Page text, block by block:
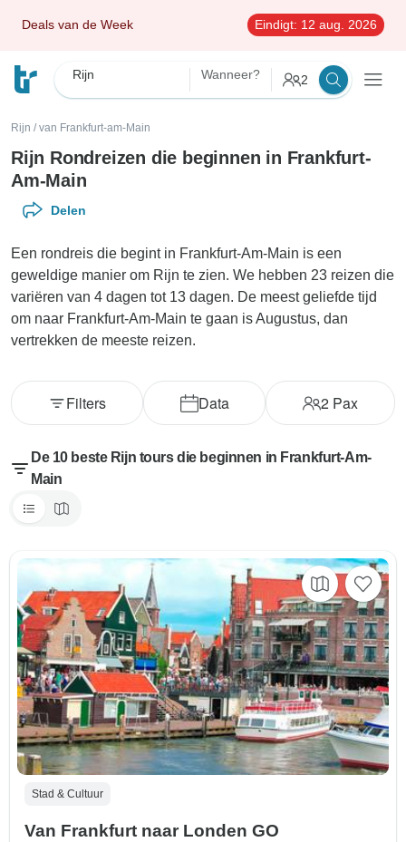
Deals van de Week Eindigt: 12 aug. 2026
Rijn Wanneer? 2
Rijn / van Frankfurt-am-Main
Rijn Rondreizen die beginnen in Frankfurt-
Am-Main
Delen
Een rondreis die begint in Frankfurt-Am-Main is een
geweldige manier om Rijn te zien. We hebben 23 reizen die
variëren van 4 dagen tot 13 dagen. De meest geliefde tijd
om naar Frankfurt-Am-Main te gaan is Augustus, dan
vertrekken de meeste reizen.
Data 2 Pax
Filters
De 10 beste Rijn tours die beginnen in Frankfurt-Am-
Main
Stad & Cultuur
Van Frankfurt naar Londen GO